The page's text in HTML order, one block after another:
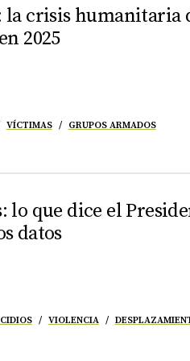
la crisis humanitaria
2025
VÍCTIMAS GRUPOS ARMADOS
lo que dice el
datos
VIOLENCIA